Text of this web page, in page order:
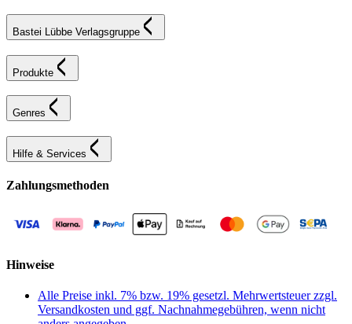
Bastei Lübbe Verlagsgruppe
Produkte
Genres
Hilfe & Services
Zahlungsmethoden
Hinweise
Alle Preise inkl. 7% bzw. 19% gesetzl. Mehrwertsteuer zzgl.
Versandkosten und ggf. Nachnahmegebühren, wenn nicht